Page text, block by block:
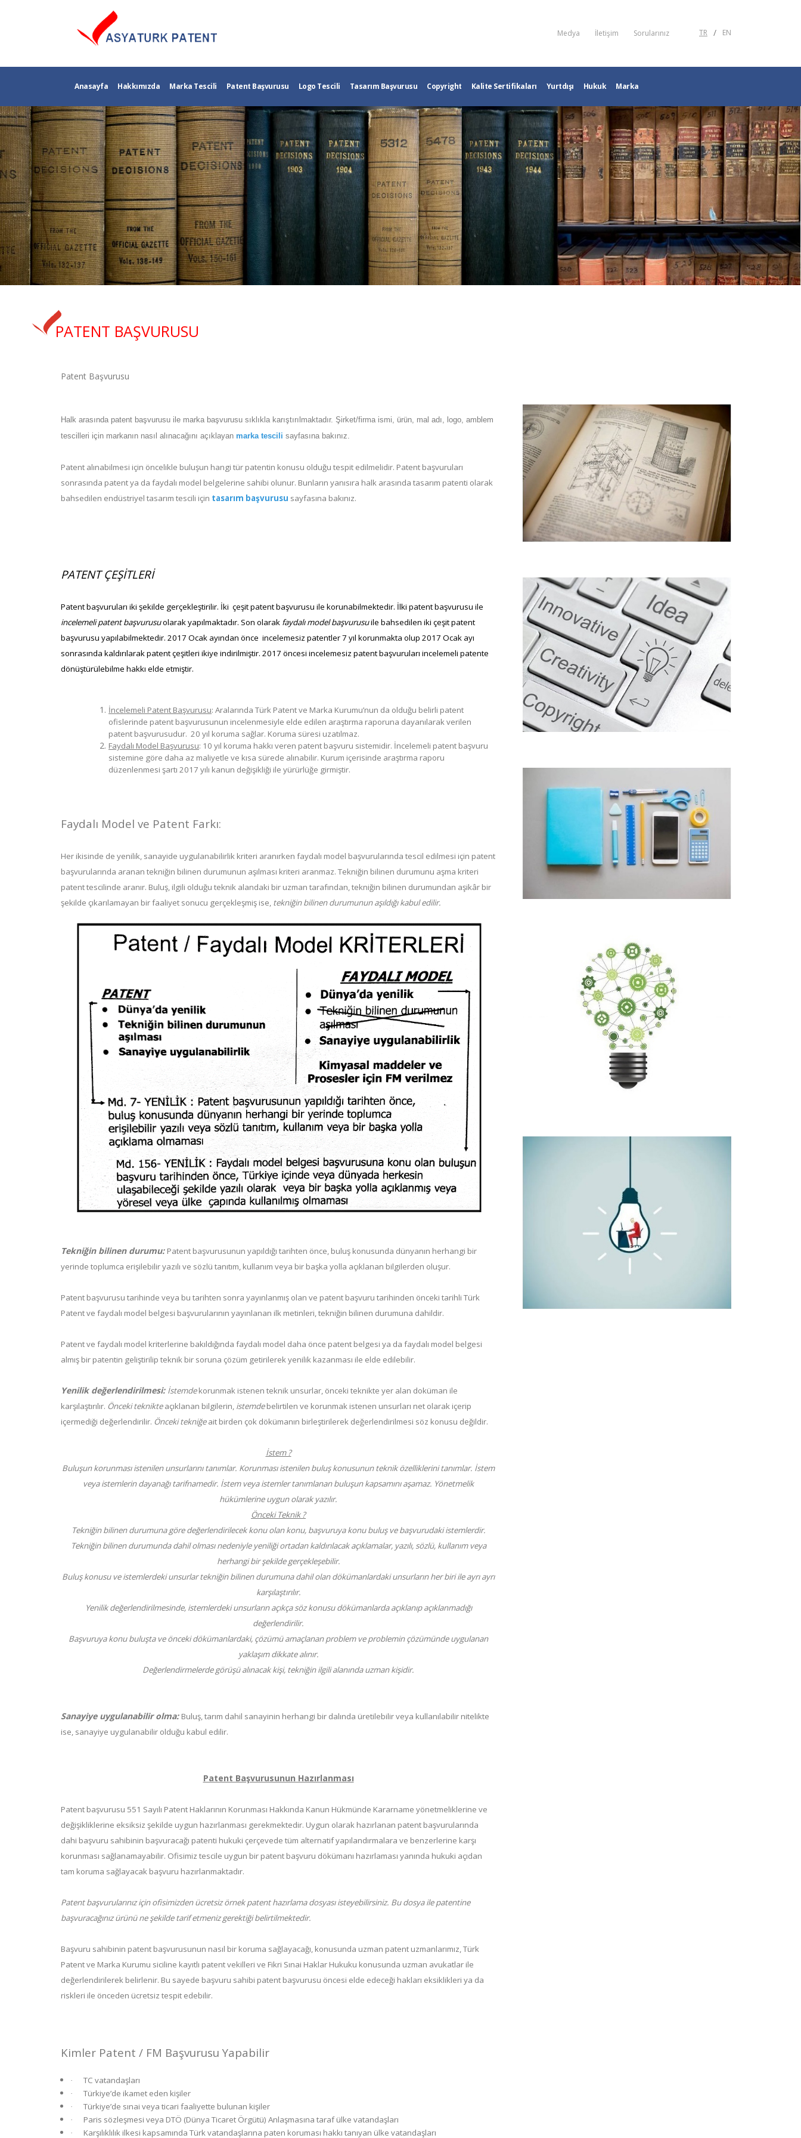
Medya İletişim Sorularınız TR / EN
Anasayfa Hakkımızda Marka Tescili Patent Başvurusu Logo Tescili Tasarım Başvurusu Copyright Kalite Sertifikaları Yurtdışı Hukuk Marka
PATENT BAŞVURUSU
Patent Başvurusu
Halk arasında patent başvurusu ile marka başvurusu sıklıkla karıştırılmaktadır. Şirket/firma ismi, ürün, mal adı, logo, amblem
tescilleri için markanın nasıl alınacağını açıklayan marka tescili sayfasına bakınız.
Patent alınabilmesi için öncelikle buluşun hangi tür patentin konusu olduğu tespit edilmelidir. Patent başvuruları
sonrasında patent ya da faydalı model belgelerine sahibi olunur. Bunların yanısıra halk arasında tasarım patenti olarak
bahsedilen endüstriyel tasarım tescili için tasarım başvurusu sayfasına bakınız.
PATENT ÇEŞİTLERİ
Patent başvuruları iki şekilde gerçekleştirilir. İki çeşit patent başvurusu ile korunabilmektedir. İlki patent başvurusu ile
incelemeli patent başvurusuolarak yapılmaktadır. Son olarak faydalı model başvurusuile bahsedilen iki çeşit patent
başvurusu yapılabilmektedir. 2017 Ocak ayından önce incelemesiz patentler 7 yıl korunmakta olup 2017 Ocak ayı
sonrasında kaldırılarak patent çeşitleri ikiye indirilmiştir. 2017 öncesi incelemesiz patent başvuruları incelemeli patente
dönüştürülebilme hakkı elde etmiştir.
İncelemeli Patent Başvurusu: Aralarında Türk Patent ve Marka Kurumu’nun da olduğu belirli patent
ofislerinde patent başvurusunun incelenmesiyle elde edilen araştırma raporuna dayanılarak verilen
patent başvurusudur. 20 yıl koruma sağlar. Koruma süresi uzatılmaz.
Faydalı Model Başvurusu: 10 yıl koruma hakkı veren patent başvuru sistemidir. İncelemeli patent başvuru
sistemine göre daha az maliyetle ve kısa sürede alınabilir. Kurum içerisinde araştırma raporu
düzenlenmesi şartı 2017 yılı kanun değişikliği ile yürürlüğe girmiştir.
Faydalı Model ve Patent Farkı:
Her ikisinde de yenilik, sanayide uygulanabilirlik kriteri aranırken faydalı model başvurularında tescil edilmesi için patent
başvurularında aranan tekniğin bilinen durumunun aşılması kriteri aranmaz. Tekniğin bilinen durumunu aşma kriteri
patent tescilinde aranır. Buluş, ilgili olduğu teknik alandaki bir uzman tarafından, tekniğin bilinen durumundan aşikâr bir
şekilde çıkarılamayan bir faaliyet sonucu gerçekleşmiş ise, tekniğin bilinen durumunun aşıldığı kabul edilir.
Tekniğin bilinen durumu: Patent başvurusunun yapıldığı tarihten önce, buluş konusunda dünyanın herhangi bir
yerinde toplumca erişilebilir yazılı ve sözlü tanıtım, kullanım veya bir başka yolla açıklanan bilgilerden oluşur.
Patent başvurusu tarihinde veya bu tarihten sonra yayınlanmış olan ve patent başvuru tarihinden önceki tarihli Türk
Patent ve faydalı model belgesi başvurularının yayınlanan ilk metinleri, tekniğin bilinen durumuna dahildir.
Patent ve faydalı model kriterlerine bakıldığında faydalı model daha önce patent belgesi ya da faydalı model belgesi
almış bir patentin geliştirilip teknik bir soruna çözüm getirilerek yenilik kazanması ile elde edilebilir.
Yenilik değerlendirilmesi: İstemdekorunmak istenen teknik unsurlar, önceki teknikte yer alan doküman ile
karşılaştırılır. Önceki teknikteaçıklanan bilgilerin, istemdebelirtilen ve korunmak istenen unsurları net olarak içerip
içermediği değerlendirilir. Önceki tekniğeait birden çok dökümanın birleştirilerek değerlendirilmesi söz konusu değildir.
İstem ?
Buluşun korunması istenilen unsurlarını tanımlar. Korunması istenilen buluş konusunun teknik özelliklerini tanımlar. İstem
veya istemlerin dayanağı tarifnamedir. İstem veya istemler tanımlanan buluşun kapsamını aşamaz. Yönetmelik
hükümlerine uygun olarak yazılır.
Önceki Teknik ?
Tekniğin bilinen durumuna göre değerlendirilecek konu olan konu, başvuruya konu buluş ve başvurudaki istemlerdir.
Tekniğin bilinen durumunda dahil olması nedeniyle yeniliği ortadan kaldırılacak açıklamalar, yazılı, sözlü, kullanım veya
herhangi bir şekilde gerçekleşebilir.
Buluş konusu ve istemlerdeki unsurlar tekniğin bilinen durumuna dahil olan dökümanlardaki unsurların her biri ile ayrı ayrı
karşılaştırılır.
Yenilik değerlendirilmesinde, istemlerdeki unsurların açıkça söz konusu dökümanlarda açıklanıp açıklanmadığı
değerlendirilir.
Başvuruya konu buluşta ve önceki dökümanlardaki, çözümü amaçlanan problem ve problemin çözümünde uygulanan
yaklaşım dikkate alınır.
Değerlendirmelerde görüşü alınacak kişi, tekniğin ilgili alanında uzman kişidir.
Sanayiye uygulanabilir olma: Buluş, tarım dahil sanayinin herhangi bir dalında üretilebilir veya kullanılabilir nitelikte
ise, sanayiye uygulanabilir olduğu kabul edilir.
Patent Başvurusunun Hazırlanması
Patent başvurusu 551 Sayılı Patent Haklarının Korunması Hakkında Kanun Hükmünde Kararname yönetmeliklerine ve
değişikliklerine eksiksiz şekilde uygun hazırlanması gerekmektedir. Uygun olarak hazırlanan patent başvurularında
dahi başvuru sahibinin başvuracağı patenti hukuki çerçevede tüm alternatif yapılandırmalara ve benzerlerine karşı
korunması sağlanamayabilir. Ofisimiz tescile uygun bir patent başvuru dökümanı hazırlaması yanında hukuki açıdan
tam koruma sağlayacak başvuru hazırlanmaktadır.
Patent başvurularınız için ofisimizden ücretsiz örnek patent hazırlama dosyası isteyebilirsiniz. Bu dosya ile patentine
başvuracağınız ürünü ne şekilde tarif etmeniz gerektiği belirtilmektedir.
Başvuru sahibinin patent başvurusunun nasıl bir koruma sağlayacağı, konusunda uzman patent uzmanlarımız, Türk
Patent ve Marka Kurumu siciline kayıtlı patent vekilleri ve Fikri Sınai Haklar Hukuku konusunda uzman avukatlar ile
değerlendirilerek belirlenir. Bu sayede başvuru sahibi patent başvurusu öncesi elde edeceği hakları eksiklikleri ya da
riskleri ile önceden ücretsiz tespit edebilir.
Kimler Patent / FM Başvurusu Yapabilir
· TC vatandaşları
· Türkiye’de ikamet eden kişiler
· Türkiye’de sınai veya ticari faaliyette bulunan kişiler
· Paris sözleşmesi veya DTÖ (Dünya Ticaret Örgütü) Anlaşmasına taraf ülke vatandaşları
· Karşılıklılık ilkesi kapsamında Türk vatandaşlarına paten koruması hakkı tanıyan ülke vatandaşları